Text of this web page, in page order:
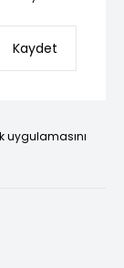
Kaydet
uygulamasını